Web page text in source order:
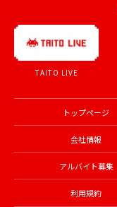
TAITO LIVE
トップページ
会社情報
アルバイト募集
利用規約